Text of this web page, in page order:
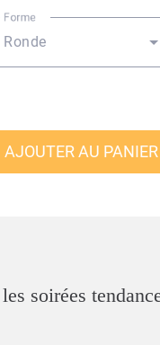
Forme
Ronde
AJOUTER AU PANIER
soirées